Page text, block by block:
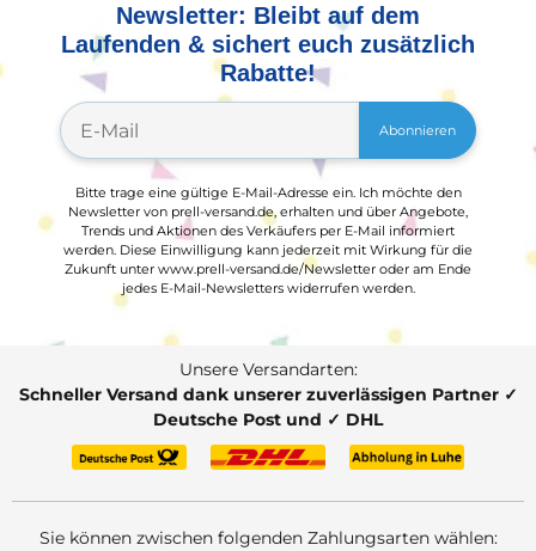
Newsletter: Bleibt auf dem
Laufenden & sichert euch zusätzlich
Rabatte!
Abonnieren
Bitte trage eine gültige E-Mail-Adresse ein. Ich möchte den
Newsletter von prell-versand.de, erhalten und über Angebote,
Trends und Aktionen des Verkäufers per E-Mail informiert
werden. Diese Einwilligung kann jederzeit mit Wirkung für die
Zukunft unter www.prell-versand.de/Newsletter oder am Ende
jedes E-Mail-Newsletters widerrufen werden.
Unsere Versandarten:
Schneller Versand dank unserer zuverlässigen Partner ✓
Deutsche Post und ✓ DHL
Sie können zwischen folgenden Zahlungsarten wählen: